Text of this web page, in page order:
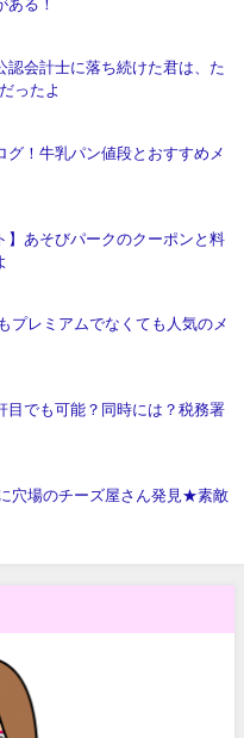
ある！
認会計士に落ち続けた君は、た
ったよ
グ！牛乳パン値段とおすすめメ
】あそびパークのクーポンと料
プレミアムでなくても人気のメ
目でも可能？同時には？税務署
穴場のチーズ屋さん発見★素敵